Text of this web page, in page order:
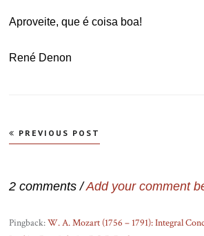
Aproveite, que é coisa boa!
René Denon
Navegação
de
PREVIOUS POST
2 comments /Add your comment
Pingback:W. A. Mozart (1756 – 1791): Integral